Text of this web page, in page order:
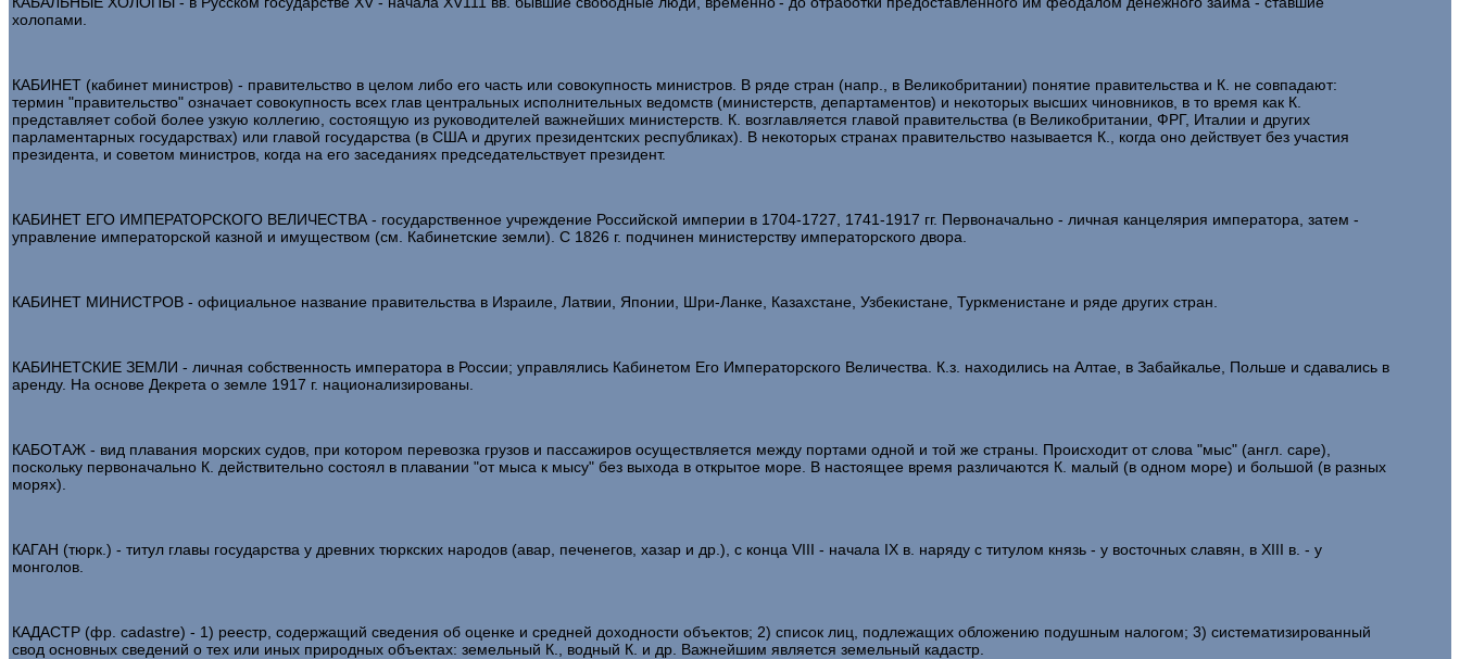
холопами.
КАБИНЕТ (кабинет министров) - правительство в целом либо его часть или совокупность министров. В ряде стран (напр., в Великобритании) понятие правительства и К. не совпадают:
термин "правительство" означает совокупность всех глав центральных исполнительных ведомств (министерств, департаментов) и некоторых высших чиновников, в то время как К.
представляет собой более узкую коллегию, состоящую из руководителей важнейших министерств. К. возглавляется главой правительства (в Великобритании, ФРГ, Италии и других
парламентарных государствах) или главой государства (в США и других президентских республиках). В некоторых странах правительство называется К., когда оно действует без участия
президента, и советом министров, когда на его заседаниях председательствует президент.
КАБИНЕТ ЕГО ИМПЕРАТОРСКОГО ВЕЛИЧЕСТВА - государственное учреждение Российской империи в 1704-1727, 1741-1917 гг. Первоначально - личная канцелярия императора, затем -
управление императорской казной и имуществом (см. Кабинетские земли). С 1826 г. подчинен министерству императорского двора.
КАБИНЕТ МИНИСТРОВ - официальное название правительства в Израиле, Латвии, Японии, Шри-Ланке, Казахстане, Узбекистане, Туркменистане и ряде других стран.
КАБИНЕТСКИЕ ЗЕМЛИ - личная собственность императора в России; управлялись Кабинетом Его Императорского Величества. К.з. находились на Алтае, в Забайкалье, Польше и сдавались в
аренду. На основе Декрета о земле 1917 г. национализированы.
КАБОТАЖ - вид плавания морских судов, при котором перевозка грузов и пассажиров осуществляется между портами одной и той же страны. Происходит от слова "мыс" (англ. cape),
поскольку первоначально К. действительно состоял в плавании "от мыса к мысу" без выхода в открытое море. В настоящее время различаются К. малый (в одном море) и большой (в разных
морях).
КАГАН (тюрк.) - титул главы государства у древних тюркских народов (авар, печенегов, хазар и др.), с конца VIII - начала IX в. наряду с титулом князь - у восточных славян, в XIII в. - у
монголов.
КАДАСТР (фр. cadastre) - 1) реестр, содержащий сведения об оценке и средней доходности объектов; 2) список лиц, подлежащих обложению подушным налогом; 3) систематизированный
свод основных сведений о тех или иных природных объектах: земельный К., водный К. и др. Важнейшим является земельный кадастр.